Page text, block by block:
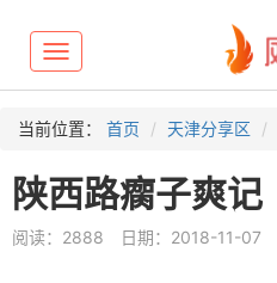
Toggle
navigation
当前位置： 首页 天津分享区
陕西路瘸子爽记
阅读：2888 日期：2018-11-07